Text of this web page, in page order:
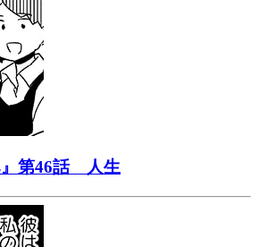
』第46話 人生